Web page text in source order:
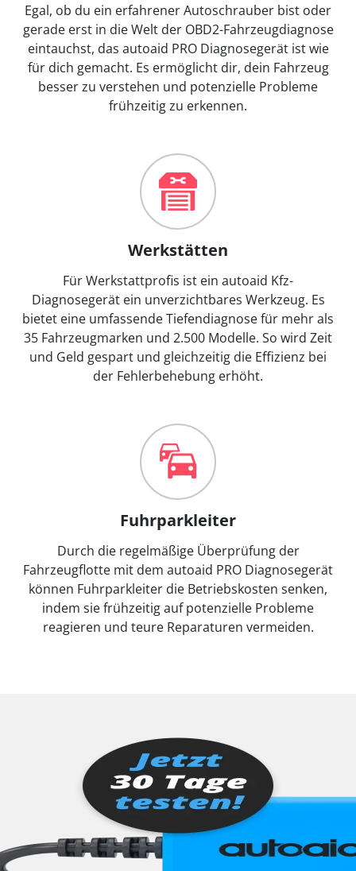
Egal, ob du ein erfahrener Autoschrauber bist oder
gerade erst in die Welt der OBD2-Fahrzeugdiagnose
eintauchst, das autoaid PRO Diagnosegerät ist wie
für dich gemacht. Es ermöglicht dir, dein Fahrzeug
besser zu verstehen und potenzielle Probleme
frühzeitig zu erkennen.
Werkstätten
Für Werkstattprofis ist ein autoaid Kfz-
Diagnosegerät ein unverzichtbares Werkzeug. Es
bietet eine umfassende Tiefendiagnose für mehr als
35 Fahrzeugmarken und 2.500 Modelle. So wird Zeit
und Geld gespart und gleichzeitig die Effizienz bei
der Fehlerbehebung erhöht.
Fuhrparkleiter
Durch die regelmäßige Überprüfung der
Fahrzeugflotte mit dem autoaid PRO Diagnosegerät
können Fuhrparkleiter die Betriebskosten senken,
indem sie frühzeitig auf potenzielle Probleme
reagieren und teure Reparaturen vermeiden.